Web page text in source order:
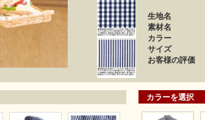
生地名
素材名
カラー
サイズ
お客様の評価
カラーを選択